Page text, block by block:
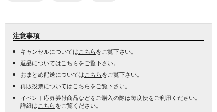
注意事項
キャンセルについては こちらをご覧下さい。
返品については こちらをご覧下さい。
おまとめ配送については こちらをご覧下さい。
再販投票については こちらをご覧下さい。
イベント応募券付商品などをご購入の際は毎度便をご利用ください。
詳細は こちらをご覧ください。